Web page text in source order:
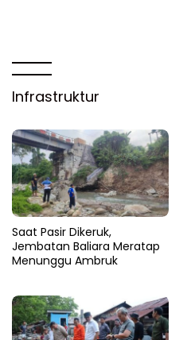
Infrastruktur
Saat Pasir Dikeruk,
Jembatan Baliara Meratap
Menunggu Ambruk